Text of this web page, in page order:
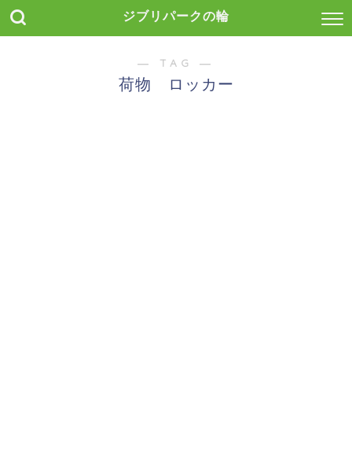
ジブリパークの輪
― TAG ―
荷物 ロッカー